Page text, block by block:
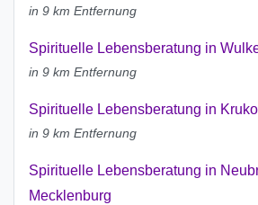
in 9 km Entfernung
Spirituelle Lebensberatung in
in 9 km Entfernung
Spirituelle Lebensberatung in
in 9 km Entfernung
Spirituelle Lebensberatung in
Mecklenburg